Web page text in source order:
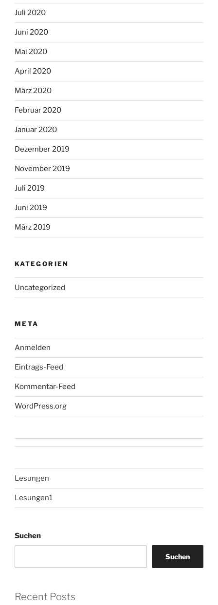
Juli 2020
Juni 2020
Mai 2020
April 2020
März 2020
Februar 2020
Januar 2020
Dezember 2019
November 2019
Juli 2019
Juni 2019
März 2019
KATEGORIEN
Uncategorized
META
Anmelden
Eintrags-Feed
Kommentar-Feed
WordPress.org
Lesungen
Lesungen1
Suchen
Suchen
Recent Posts